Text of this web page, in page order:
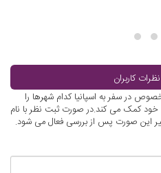
نظرات کاربران
در سفر به اسپانیا کدام شهرها را
خود کمک می کند.در صورت ثبت نظر با نام
این صورت پس از بررسی فعال می شود.